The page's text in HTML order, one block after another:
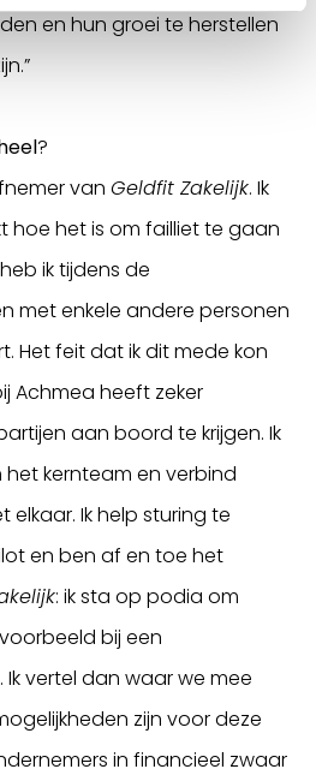
en hun groei te herstellen
?
van Geldfit Zakelijk. Ik
hoe het is om failliet te gaan
ik tijdens de
met enkele andere personen
Het feit dat ik dit mede kon
Achmea heeft zeker
aan boord te krijgen. Ik
kernteam en verbind
elkaar. Ik help sturing te
en ben af en toe het
: ik sta op podia om
bij een
vertel dan waar we mee
zijn voor deze
in financieel zwaar